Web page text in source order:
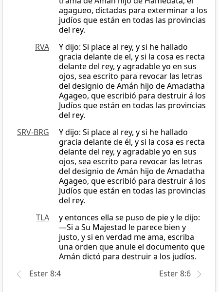
agagueo, dictadas para exterminar a los
judíos que están en todas las provincias
del rey.
RVA
Y dijo: Si place al rey, y si he hallado
gracia delante de el, y si la cosa es recta
delante del rey, y agradable yo en sus
ojos, sea escrito para revocar las letras
del designio de Amán hijo de Amadatha
Agageo, que escribió para destruir á los
Judíos que están en todas las provincias
del rey.
SRV-BRG
Y dijo: Si place al rey, y si he hallado
gracia delante de él, y si la cosa es recta
delante del rey, y agradable yo en sus
ojos, sea escrito para revocar las letras
del designio de Amán hijo de Amadatha
Agageo, que escribió para destruir á los
Judíos que están en todas las provincias
del rey.
TLA
y entonces ella se puso de pie y le dijo:
—Si a Su Majestad le parece bien y
justo, y si en verdad me ama, escriba
una orden que anule el documento que
Amán dictó para destruir a los judíos.
Ester 8:4
Ester 8:6